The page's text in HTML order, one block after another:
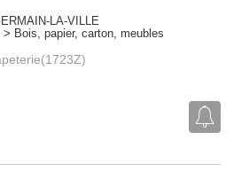
LA-VILLE
Bois, papier, carton, meubles